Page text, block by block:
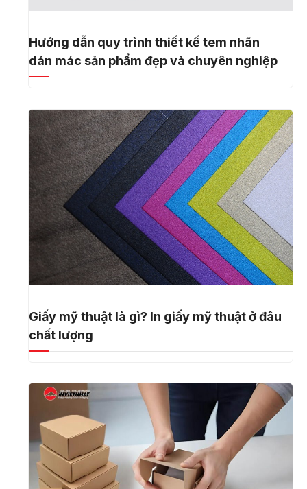
Hướng dẫn quy trình thiết kế tem nhãn
dán mác sản phẩm đẹp và chuyên nghiệp
Giấy mỹ thuật là gì? In giấy mỹ thuật ở đâu
chất lượng